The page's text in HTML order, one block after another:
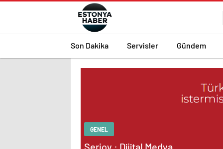
Son Dakika Servisler Gündem
GENEL
Serjoy : Dijital Medya